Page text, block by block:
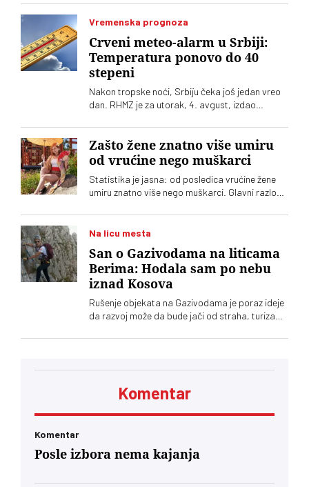
uređaja ogromna. Kako se opredeliti za pravi?
Na šta treba obratiti pažnju?
Vremenska prognoza
Crveni meteo-alarm u Srbiji:
Temperatura ponovo do 40
stepeni
Nakon tropske noći, Srbiju čeka još jedan vreo
dan. RHMZ je za utorak, 4. avgust, izdao
toplotnog talasa nam tek predstoji
Zašto žene znatno više umiru
od vrućine nego muškarci
Statistika je jasna: od posledica vrućine žene
umiru znatno više nego muškarci. Glavni razlog,
Na licu mesta
San o Gazivodama na liticama
Berima: Hodala sam po nebu
iznad Kosova
Rušenje objekata na Gazivodama je poraz ideje
da razvoj može da bude jači od straha, turizam
zato što vide budućnost, a ne zato što nemaju
da dolaze po svoje sopstvene životne lekcije
Komentar
Komentar
Posle izbora nema kajanja